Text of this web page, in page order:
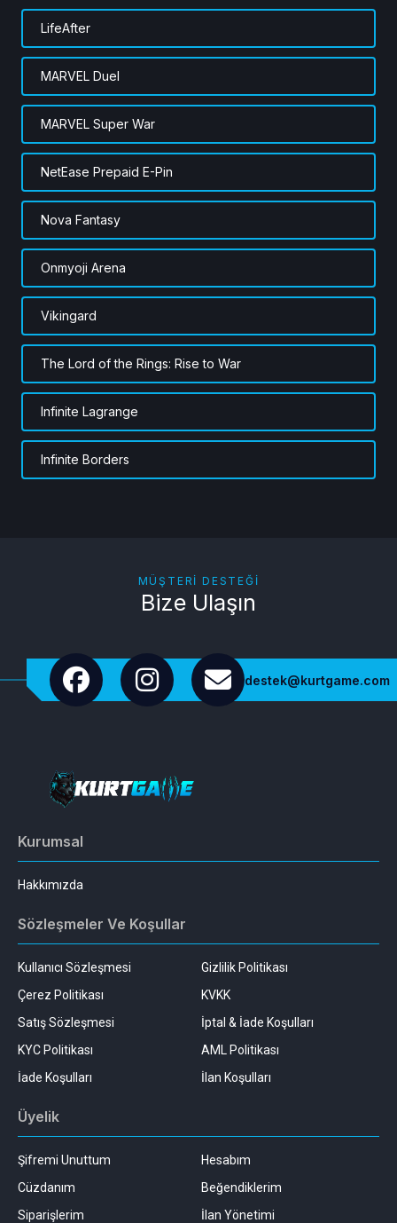
LifeAfter
MARVEL Duel
MARVEL Super War
NetEase Prepaid E-Pin
Nova Fantasy
Onmyoji Arena
Vikingard
The Lord of the Rings: Rise to War
Infinite Lagrange
Infinite Borders
MÜŞTERI DESTEĞI
Bize Ulaşın
destek@kurtgame.com
Kurumsal
Hakkımızda
Sözleşmeler Ve Koşullar
Kullanıcı Sözleşmesi
Gizlilik Politikası
Çerez Politikası
KVKK
Satış Sözleşmesi
İptal & İade Koşulları
KYC Politikası
AML Politikası
İade Koşulları
İlan Koşulları
Üyelik
Şifremi Unuttum
Hesabım
Cüzdanım
Beğendiklerim
Siparişlerim
İlan Yönetimi